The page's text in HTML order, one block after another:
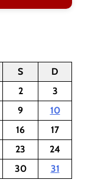
S
D
2
3
9
10
16
17
23
24
30 31